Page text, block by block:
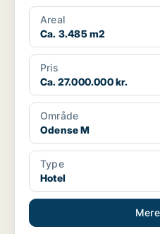
Areal
Ca. 3.485 m2
Pris
Ca. 27.000.000 kr.
Område
Odense M
Type
Hotel